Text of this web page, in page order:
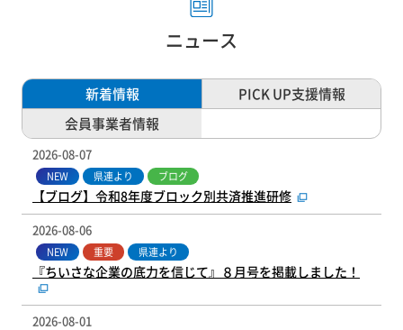
ニュース
新着情報
PICK UP支援情報
会員事業者情報
2026-08-07
NEW 県連より ブログ
【ブログ】令和8年度ブロック別共済推進研修
2026-08-06
NEW 重要 県連より
『ちいさな企業の底力を信じて』８月号を掲載しました！
2026-08-01